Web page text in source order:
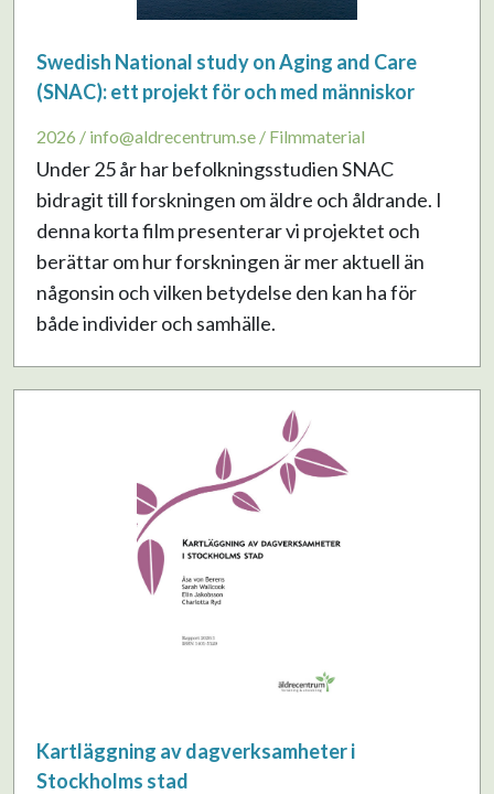
Swedish National study on Aging and Care
(SNAC): ett projekt för och med människor
2026 / info@aldrecentrum.se / Filmmaterial
Under 25 år har befolkningsstudien SNAC
bidragit till forskningen om äldre och åldrande. I
denna korta film presenterar vi projektet och
berättar om hur forskningen är mer aktuell än
någonsin och vilken betydelse den kan ha för
både individer och samhälle.
Kartläggning av dagverksamheter i
Stockholms stad